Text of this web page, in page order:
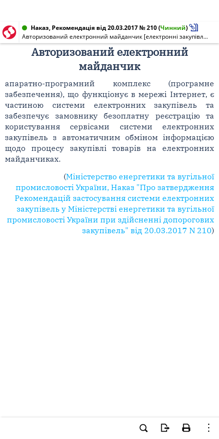
Наказ, Рекомендація від 20.03.2017 № 210(Чинний)
Авторизований електронний майданчик [електронні закупівлі у Міністерстві енергетики та вугільної промисловості]